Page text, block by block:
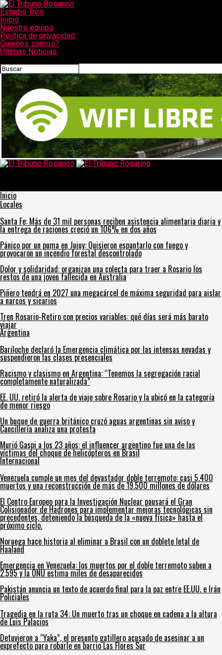
Estadio Tres
Inicio
Nuestro equipo
Política de privacidad
Quienes somos?
Últimas Noticias
Inicio
Locales
Santa Fe: Más de 31 mil personas reciben asistencia alimentaria diaria y
la entrega de raciones creció un 106% en dos años
Pánico por un puma en Jujuy: Quisieron espantarlo con fuego y
provocaron un incendio forestal descontrolado
Dolor y solidaridad: organizan una colecta para traer a Rosario los
restos de una joven fallecida en Australia
Piñero tendrá en 2027 una megacárcel de máxima seguridad para aislar
a narcos y sicarios
Tren Rosario-Retiro con precios variables: qué días será más barato
viajar
Argentina
Bariloche declaró la Emergencia climática por las intensas nevadas y
suspendieron las clases presenciales
Racismo y clasismo en Argentina: “Tenemos la segregación racial
completamente naturalizada”
EE. UU. retiró la alerta de viaje sobre Rosario y la ubicó en la categoría
de menor riesgo
Un buque de guerra británico cruzó aguas argentinas sin aviso y
Cancillería analiza una protesta
Murió Gaspi a los 23 años: el influencer argentino fue una de las
víctimas del choque de helicópteros en Brasil
Internacional
Venezuela cumple un mes del devastador doble terremoto: casi 5.400
muertos y una reconstrucción de más de 19.500 millones de dólares
El Centro Europeo para la Investigación Nuclear pausará el Gran
Colisionador de Hadrones para implementar mejoras tecnológicas sin
precedentes, deteniendo la búsqueda de la «nueva física» hasta el
próximo ciclo.
Noruega hace historia al eliminar a Brasil con un doblete letal de
Haaland
Emergencia en Venezuela: los muertos por el doble terremoto suben a
2.595 y la ONU estima miles de desaparecidos
Pakistán anuncia un texto de acuerdo final para la paz entre EE.UU. e Irán
Policiales
Tragedia en la ruta 34: Un muerto tras un choque en cadena a la altura
de Luis Palacios
Detuvieron a “Yaka”, el presunto gatillero acusado de asesinar a un
exprefecto para robarle en barrio Las Flores Sur